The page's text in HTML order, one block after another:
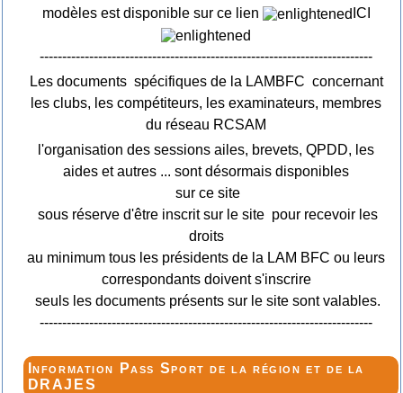
modèles est disponible sur ce lien
ICI
--------------------------------------------------------------------------
Les documents spécifiques de la LAMBFC concernant
les clubs, les compétiteurs, les examinateurs, membres
du réseau RCSAM
l'organisation des sessions ailes, brevets, QPDD, les
aides et autres ... sont désormais disponibles
sur ce site
sous réserve d'être inscrit sur le site pour recevoir les
droits
au minimum tous les présidents de la LAM BFC ou leurs
correspondants doivent s'inscrire
seuls les documents présents sur le site sont valables.
--------------------------------------------------------------------------
Information Pass Sport de la région et de la
DRAJES